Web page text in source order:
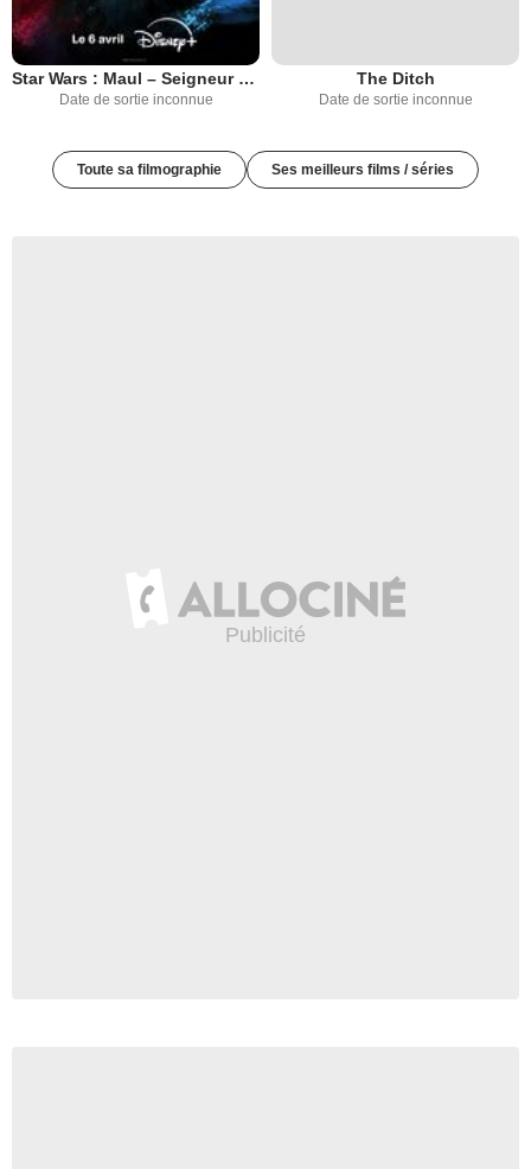
Star Wars : Maul – Seigneur de l’Ombre
Date de sortie inconnue
The Ditch
Date de sortie inconnue
Toute sa filmographie Ses meilleurs films / séries